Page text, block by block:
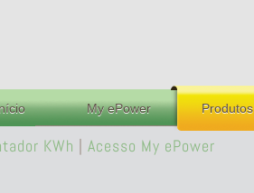
My ePower Produtos
KWh | Acesso My ePower